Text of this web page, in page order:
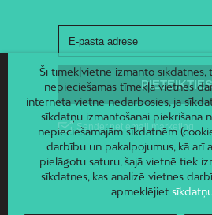
Šī tīmekļvietne izmanto sīkdatnes,
nepieciešamas tīmekļa vietnes
interneta vietne nedarbosies, ja
sīkdatņu izmantošanai piekrišana
nepieciešamajām sīkdatnēm
darbību un pakalpojumus, kā arī
pielāgotu saturu, šajā vietnē tiek
sīkdatnes, kas analizē vietnes
apmeklējiet